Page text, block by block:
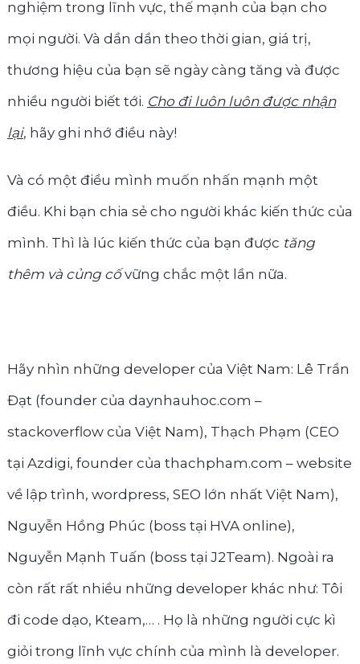
nghiệm trong lĩnh vực, thế mạnh của bạn cho
mọi người. Và dần dần theo thời gian, giá trị,
thương hiệu của bạn sẽ ngày càng tăng và được
nhiều người biết tới. Cho đi luôn luôn được nhận
lại, hãy ghi nhớ điều này!
Và có một điều mình muốn nhấn mạnh một
điều. Khi bạn chia sẻ cho người khác kiến thức của
mình. Thì là lúc kiến thức của bạn được tăng
thêm và củng cốvững chắc một lần nữa.
Hãy nhìn những developer của Việt Nam: Lê Trần
Đạt (founder của daynhauhoc.com –
stackoverflow của Việt Nam), Thạch Phạm (CEO
tại Azdigi, founder của thachpham.com – website
về lập trình, wordpress, SEO lớn nhất Việt Nam),
Nguyễn Hồng Phúc (boss tại HVA online),
Nguyễn Mạnh Tuấn (boss tại J2Team). Ngoài ra
còn rất rất nhiều những developer khác như: Tôi
đi code dạo, Kteam,… . Họ là những người cực kì
giỏi trong lĩnh vực chính của mình là developer.